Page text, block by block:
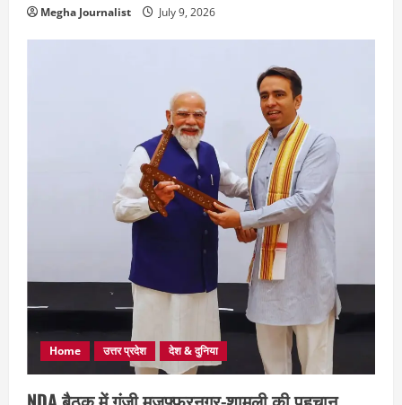
Megha Journalist July 9, 2026
Home उत्तर प्रदेश देश & दुनिया